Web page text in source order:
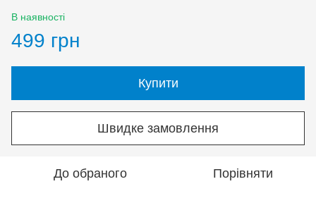
В наявності
499 грн
Купити
Швидке замовлення
До обраного Порівняти